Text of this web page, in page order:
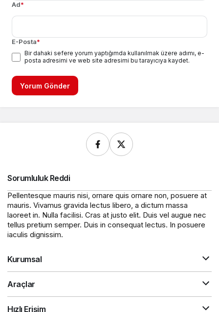
Ad*
E-Posta*
Bir dahaki sefere yorum yaptığımda kullanılmak üzere adımı, e-
posta adresimi ve web site adresimi bu tarayıcıya kaydet.
Yorum Gönder
Sorumluluk Reddi
Pellentesque mauris nisi, ornare quis ornare non, posuere at
mauris. Vivamus gravida lectus libero, a dictum massa
laoreet in. Nulla facilisi. Cras at justo elit. Duis vel augue nec
tellus pretium semper. Duis in consequat lectus. In posuere
iaculis dignissim.
Kurumsal
Araçlar
Hızlı Erişim